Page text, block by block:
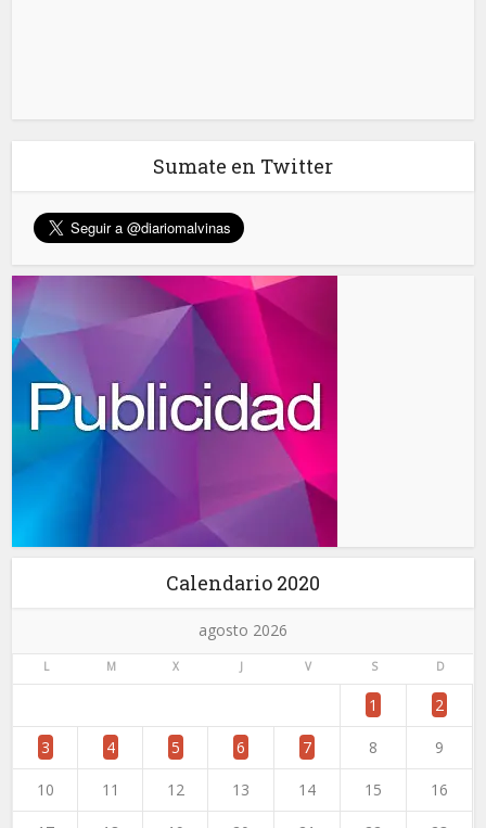
Sumate en Twitter
Calendario 2020
agosto 2026
L M X J V S D
1 2
3 4 5 6 7 8 9
10 11 12 13 14 15 16